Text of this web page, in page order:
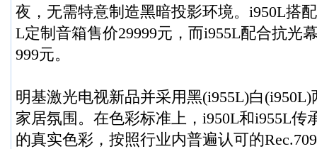
夜，无需特意制造黑暗投影环境。i950L搭
L定制音箱售价29999元，而i955L配合抗光
999元。
明基激光电视新品并采用黑(i955L)白
家居氛围。在色彩标准上，i950L和i955L传
的真实色彩，按照行业内普遍认可的